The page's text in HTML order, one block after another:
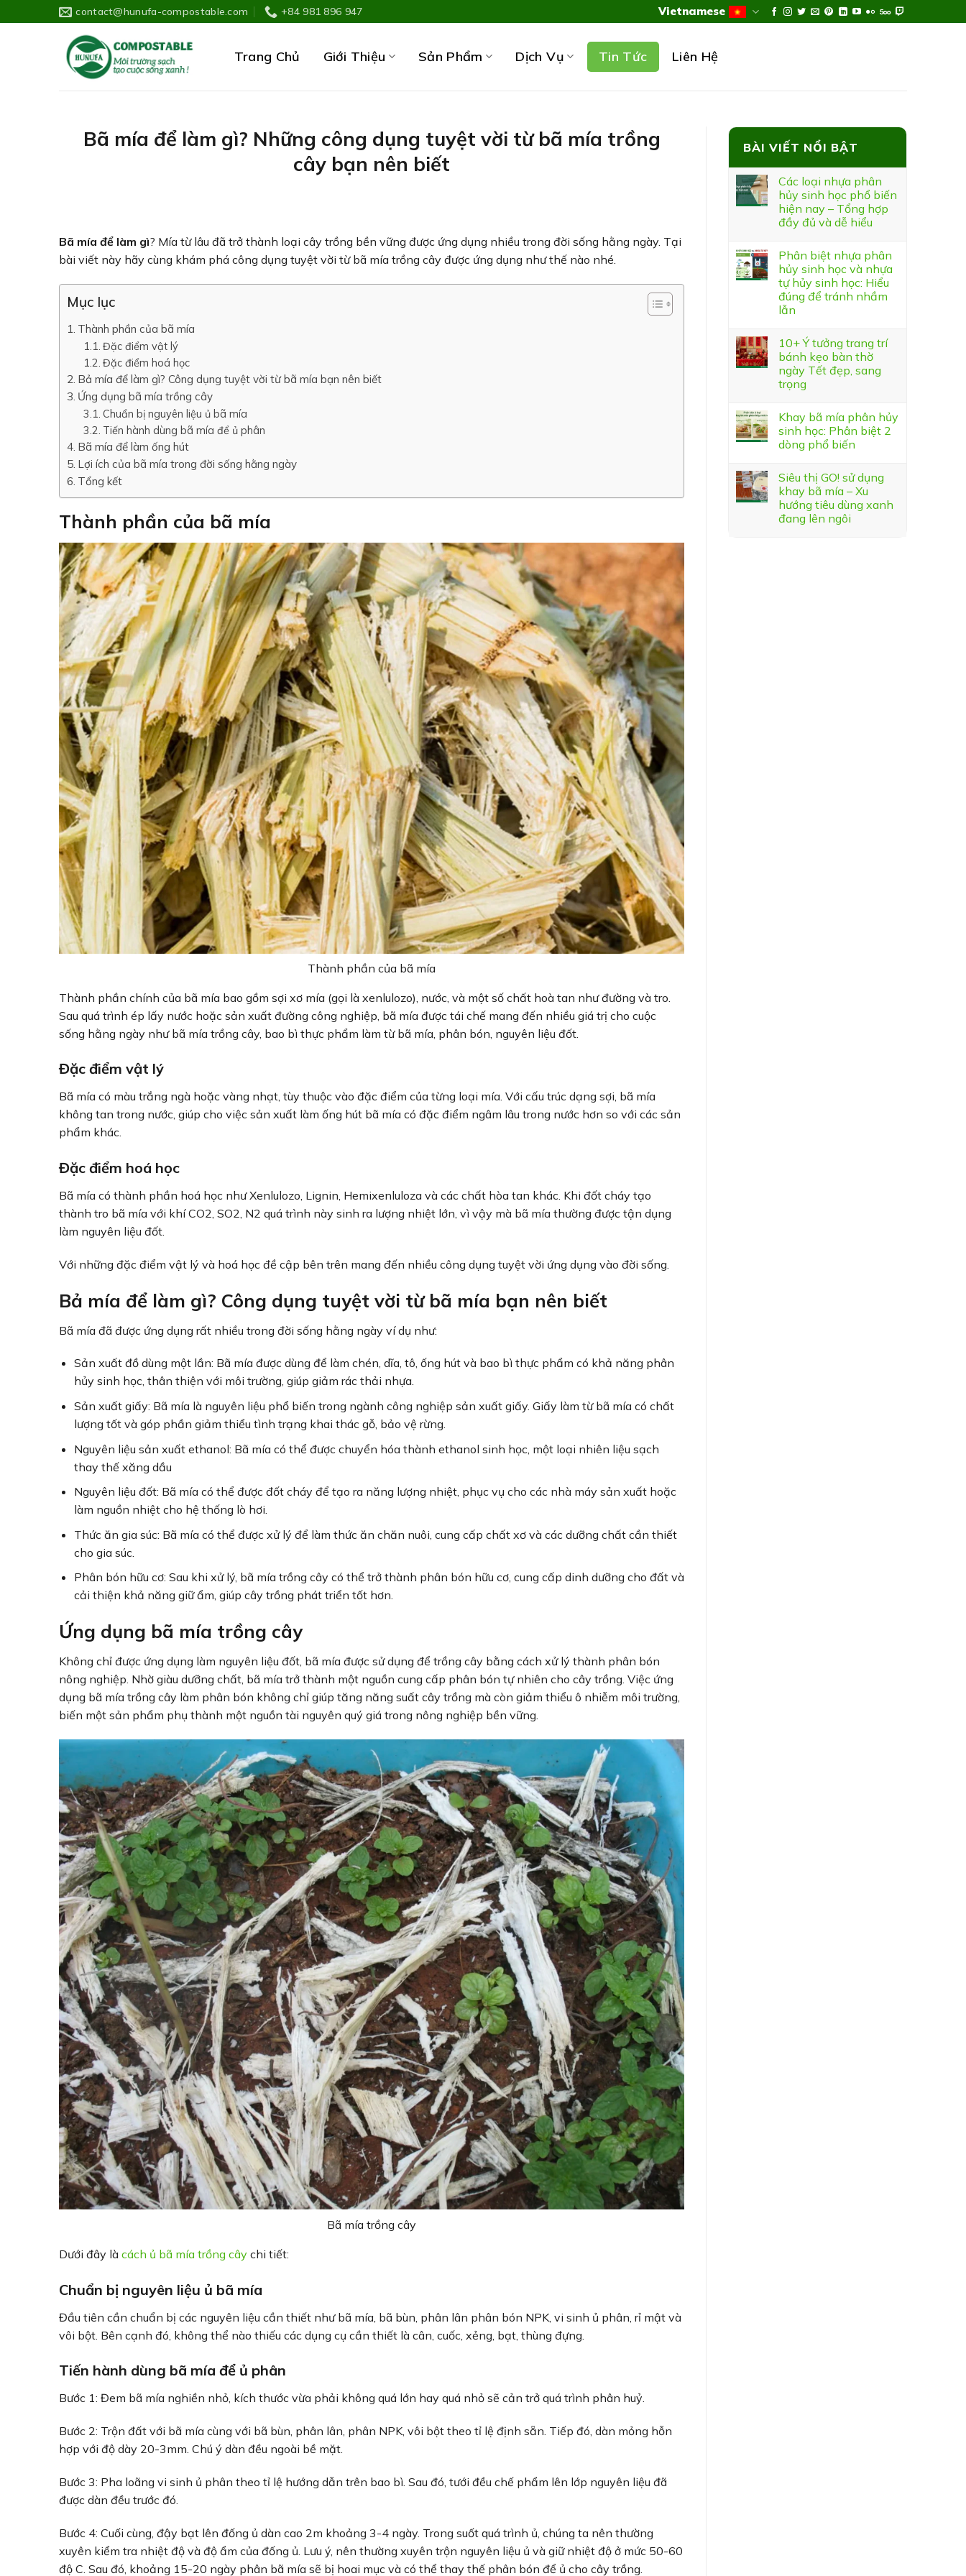
to
contact@hunufa-compostable.com +84 981 896 947 Vietnamese
Trang Chủ Giới Thiệu Sản Phẩm Dịch Vụ Tin Tức Liên Hệ
Bã mía để làm gì? Những công dụng tuyệt vời từ bã mía trồng
cây bạn nên biết
Bã mía để làm gì? Mía từ lâu đã trở thành loại cây trồng bền vững được ứng dụng nhiều trong đời sống hằng ngày. Tại
bài viết này hãy cùng khám phá công dụng tuyệt vời từ bã mía trồng cây được ứng dụng như thế nào nhé.
Mục lục
Thành phần của bã mía
Đặc điểm vật lý
Đặc điểm hoá học
Bả mía để làm gì? Công dụng tuyệt vời từ bã mía bạn nên biết
Ứng dụng bã mía trồng cây
Chuẩn bị nguyên liệu ủ bã mía
Tiến hành dùng bã mía để ủ phân
Bã mía để làm ống hút
Lợi ích của bã mía trong đời sống hằng ngày
Tổng kết
Thành phần của bã mía
Thành phần của bã mía
Thành phần chính của bã mía bao gồm sợi xơ mía (gọi là xenlulozo), nước, và một số chất hoà tan như đường và tro.
Sau quá trình ép lấy nước hoặc sản xuất đường công nghiệp, bã mía được tái chế mang đến nhiều giá trị cho cuộc
sống hằng ngày như bã mía trồng cây, bao bì thực phẩm làm từ bã mía, phân bón, nguyên liệu đốt.
Đặc điểm vật lý
Bã mía có màu trắng ngà hoặc vàng nhạt, tùy thuộc vào đặc điểm của từng loại mía. Với cấu trúc dạng sợi, bã mía
không tan trong nước, giúp cho việc sản xuất làm ống hút bã mía có đặc điểm ngâm lâu trong nước hơn so với các sản
phẩm khác.
Đặc điểm hoá học
Bã mía có thành phần hoá học như Xenlulozo, Lignin, Hemixenluloza và các chất hòa tan khác. Khi đốt cháy tạo
thành tro bã mía với khí CO2, SO2, N2 quá trình này sinh ra lượng nhiệt lớn, vì vậy mà bã mía thường được tận dụng
làm nguyên liệu đốt.
Với những đặc điểm vật lý và hoá học đề cập bên trên mang đến nhiều công dụng tuyệt vời ứng dụng vào đời sống.
Bả mía để làm gì? Công dụng tuyệt vời từ bã mía bạn nên biết
Bã mía đã được ứng dụng rất nhiều trong đời sống hằng ngày ví dụ như:
Sản xuất đồ dùng một lần: Bã mía được dùng để làm chén, dĩa, tô, ống hút và bao bì thực phẩm có khả năng phân
hủy sinh học, thân thiện với môi trường, giúp giảm rác thải nhựa.
Sản xuất giấy: Bã mía là nguyên liệu phổ biến trong ngành công nghiệp sản xuất giấy. Giấy làm từ bã mía có chất
lượng tốt và góp phần giảm thiểu tình trạng khai thác gỗ, bảo vệ rừng.
Nguyên liệu sản xuất ethanol: Bã mía có thể được chuyển hóa thành ethanol sinh học, một loại nhiên liệu sạch
thay thế xăng dầu
Nguyên liệu đốt: Bã mía có thể được đốt cháy để tạo ra năng lượng nhiệt, phục vụ cho các nhà máy sản xuất hoặc
làm nguồn nhiệt cho hệ thống lò hơi.
Thức ăn gia súc: Bã mía có thể được xử lý để làm thức ăn chăn nuôi, cung cấp chất xơ và các dưỡng chất cần thiết
cho gia súc.
Phân bón hữu cơ: Sau khi xử lý, bã mía trồng cây có thể trở thành phân bón hữu cơ, cung cấp dinh dưỡng cho đất và
cải thiện khả năng giữ ẩm, giúp cây trồng phát triển tốt hơn.
Ứng dụng bã mía trồng cây
Không chỉ được ứng dụng làm nguyên liệu đốt, bã mía được sử dụng để trồng cây bằng cách xử lý thành phân bón
nông nghiệp. Nhờ giàu dưỡng chất, bã mía trở thành một nguồn cung cấp phân bón tự nhiên cho cây trồng. Việc ứng
dụng bã mía trồng cây làm phân bón không chỉ giúp tăng năng suất cây trồng mà còn giảm thiểu ô nhiễm môi trường,
biến một sản phẩm phụ thành một nguồn tài nguyên quý giá trong nông nghiệp bền vững.
Bã mía trồng cây
Dưới đây là cách ủ bã mía trồng cây chi tiết:
Chuẩn bị nguyên liệu ủ bã mía
Đầu tiên cần chuẩn bị các nguyên liệu cần thiết như bã mía, bã bùn, phân lân phân bón NPK, vi sinh ủ phân, rỉ mật và
vôi bột. Bên cạnh đó, không thể nào thiếu các dụng cụ cần thiết là cân, cuốc, xẻng, bạt, thùng đựng.
Tiến hành dùng bã mía để ủ phân
Bước 1: Đem bã mía nghiền nhỏ, kích thước vừa phải không quá lớn hay quá nhỏ sẽ cản trở quá trình phân huỷ.
Bước 2: Trộn đất với bã mía cùng với bã bùn, phân lân, phân NPK, vôi bột theo tỉ lệ định sẵn. Tiếp đó, dàn mỏng hỗn
hợp với độ dày 20-3mm. Chú ý dàn đều ngoài bề mặt.
Bước 3: Pha loãng vi sinh ủ phân theo tỉ lệ hướng dẫn trên bao bì. Sau đó, tưới đều chế phẩm lên lớp nguyên liệu đã
được dàn đều trước đó.
Bước 4: Cuối cùng, đậy bạt lên đống ủ dàn cao 2m khoảng 3-4 ngày. Trong suốt quá trình ủ, chúng ta nên thường
xuyên kiểm tra nhiệt độ và độ ẩm của đống ủ. Lưu ý, nên thường xuyên trộn nguyên liệu ủ và giữ nhiệt độ ở mức 50-60
độ C. Sau đó, khoảng 15-20 ngày phân bã mía sẽ bị hoai mục và có thể thay thế phân bón để ủ cho cây trồng.
BÀI VIẾT NỔI BẬT
Các loại nhựa phân
hủy sinh học phổ biến
hiện nay – Tổng hợp
đầy đủ và dễ hiểu
Phân biệt nhựa phân
hủy sinh học và nhựa
tự hủy sinh học: Hiểu
đúng để tránh nhầm
lẫn
10+ Ý tưởng trang trí
bánh kẹo bàn thờ
ngày Tết đẹp, sang
trọng
Khay bã mía phân hủy
sinh học: Phân biệt 2
dòng phổ biến
Siêu thị GO! sử dụng
khay bã mía – Xu
hướng tiêu dùng xanh
đang lên ngôi